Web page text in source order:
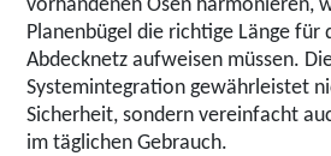
vorhandenen Ösen harmonieren,
Planenbügel die richtige Länge für
Abdecknetz aufweisen müssen.
Systemintegration gewährleistet
Sicherheit, sondern vereinfacht
im täglichen Gebrauch.